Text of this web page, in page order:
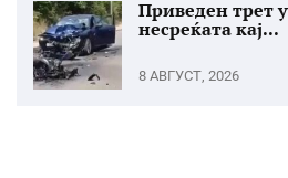
Приведен трет
несреќата кај...
8 АВГУСТ, 2026